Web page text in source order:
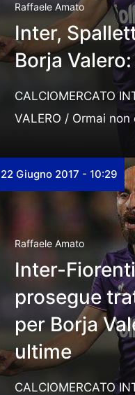
Raffaele Amato
Inter,
Borja
CALCIOMERCATO
VALERO / Ormai
22 Giugno 2017 - 10:29
Raffaele Amato
Inter-
prosegue
per Borja
ultime
CALCIOMERCATO